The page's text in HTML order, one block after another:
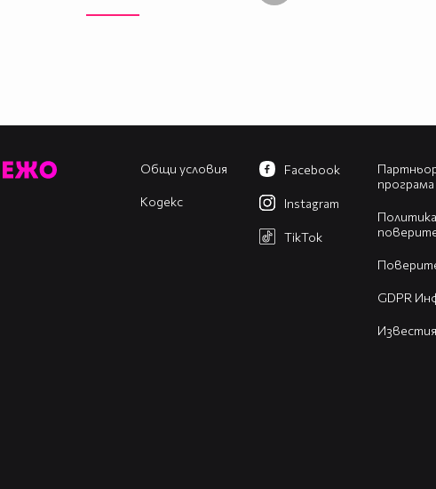
Общи условия
Кодекс
програма
GDPR
Известия
Facebook
Instagram
TikTok